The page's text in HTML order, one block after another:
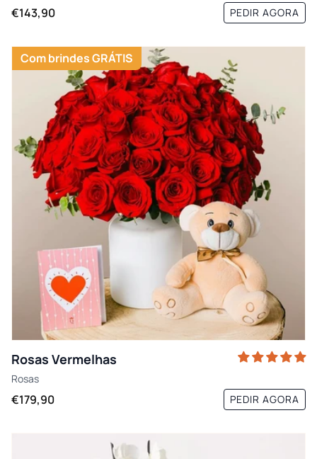
€143,90 PEDIR AGORA
Com brindes GRÁTIS
Rosas Vermelhas
Rosas
€179,90 PEDIR AGORA